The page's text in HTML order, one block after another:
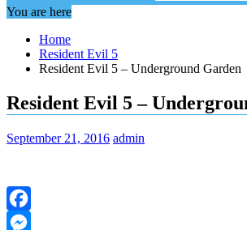
You are here
Home
Resident Evil 5
Resident Evil 5 – Underground Garden
Resident Evil 5 –
September 21, 2016 admin
Facebook